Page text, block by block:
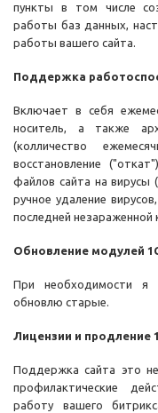
пункты в том числе
работы баз данных,
работы вашего сайта.
Поддержка
Включает в себя
носитель, а также
(колличество
восстановление
файлов сайта на вирусы
ручное удаление
последней незараженной
Обновление модулей
При необходимости я
обновлю старые.
Лицензии и продление
Поддержка сайта это
профилактические
работу вашего